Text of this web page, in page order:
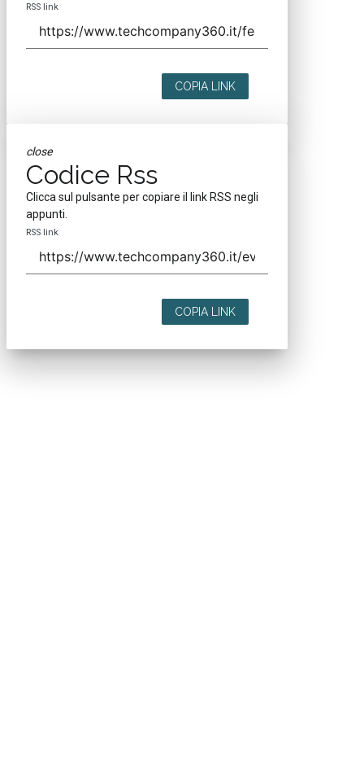
RSS link
COPIA LINK
close
Codice Rss
Clicca sul pulsante per copiare il link RSS negli
appunti.
RSS link
COPIA LINK